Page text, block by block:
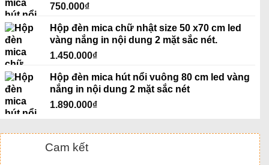
750.000₫
Hộp đèn mica chữ nhật size 50 x70 cm led
vàng nắng in nội dung 2 mặt sắc nét.
1.450.000₫
Hộp đèn mica hút nổi vuông 80 cm led vàng
nắng in nội dung 2 mặt sắc nét
1.890.000₫
Cam kết